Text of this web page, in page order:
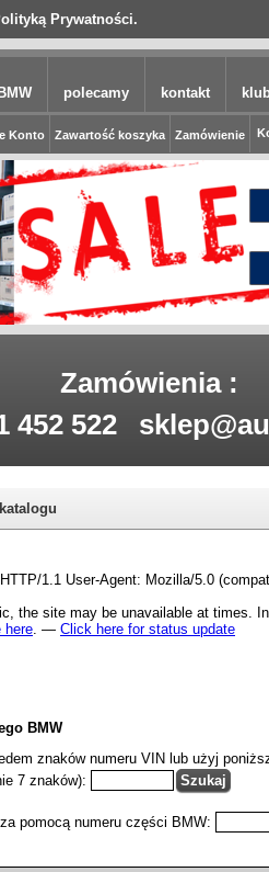
Prywatności.
polecamy kontakt
Konto Zawartość koszyka Zamówienie
Zamówienia :
452 522